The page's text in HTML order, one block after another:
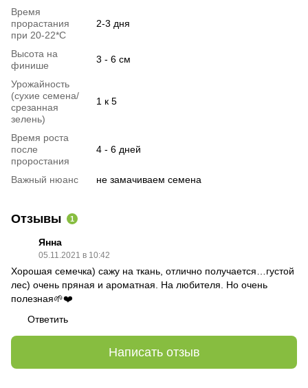
Время
прорастания
при 20-22*C
2-3 дня
Высота на
финише
3 - 6 см
Урожайность
(сухие семена/
срезанная
зелень)
1 к 5
Время роста
после
проростания
4 - 6 дней
Важный нюанс не замачиваем семена
Отзывы 1
Янна
05.11.2021 в 10:42
Хорошая семечка) сажу на ткань, отлично получается…густой
лес) очень пряная и ароматная. На любителя. Но очень
полезная🌱❤️
Ответить
Написать отзыв